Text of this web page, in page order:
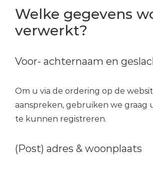
Welke gegevens
verwerkt?
Voor- achternaam en
Om u via de ordering op de
aanspreken, gebruiken we graag
te kunnen registreren.
(Post) adres & woonplaats